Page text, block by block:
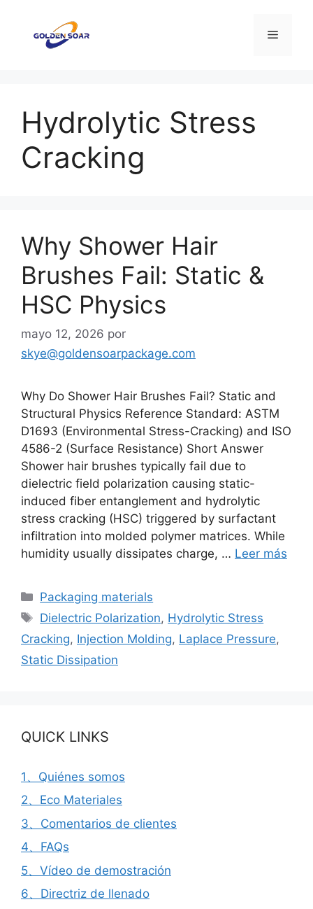
contenido
Menú
Hydrolytic Stress
Cracking
Why Shower Hair
Brushes Fail: Static &
HSC Physics
mayo 12, 2026 por
skye@goldensoarpackage.com
Why Do Shower Hair Brushes Fail? Static and
Structural Physics Reference Standard: ASTM
D1693 (Environmental Stress-Cracking) and ISO
4586-2 (Surface Resistance) Short Answer
Shower hair brushes typically fail due to
dielectric field polarization causing static-
induced fiber entanglement and hydrolytic
stress cracking (HSC) triggered by surfactant
infiltration into molded polymer matrices. While
humidity usually dissipates charge, … Leer más
Categorías
Packaging materials
Etiquetas
Dielectric Polarization, Hydrolytic Stress
Cracking, Injection Molding, Laplace Pressure,
Static Dissipation
QUICK LINKS
1、Quiénes somos
2、Eco Materiales
3、Comentarios de clientes
4、FAQs
5、Vídeo de demostración
6、Directriz de llenado